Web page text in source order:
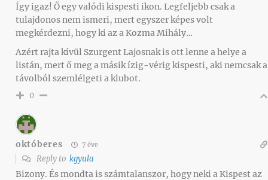
Így igaz! Ő egy valódi kispesti ikon. Legfeljebb csak a
tulajdonos nem ismeri, mert egyszer képes volt
megkérdezni, hogy ki az a Kozma Mihály…
Azért rajta kívül Szurgent Lajosnak is ott lenne a helye a
listán, mert ő meg a másik ízig-vérig kispesti, aki nemcsak a
távolból szemlélgeti a klubot.
0
októberes 7 éve
Reply to kgyula
Bizony. És mondta is számtalanszor, hogy neki a Kispest az